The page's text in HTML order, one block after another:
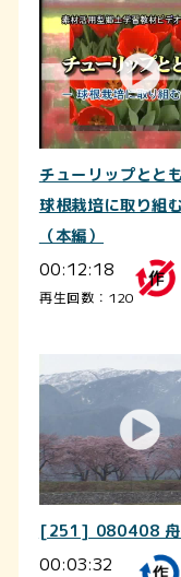
チューリップとと
球根栽培に取り組
（本編）
00:12:18
再生回数：120
[251] 080408 舟
00:03:32